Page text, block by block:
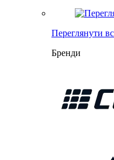
Переглянути
Бренди